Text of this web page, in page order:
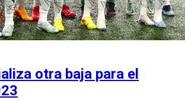
otra baja para el